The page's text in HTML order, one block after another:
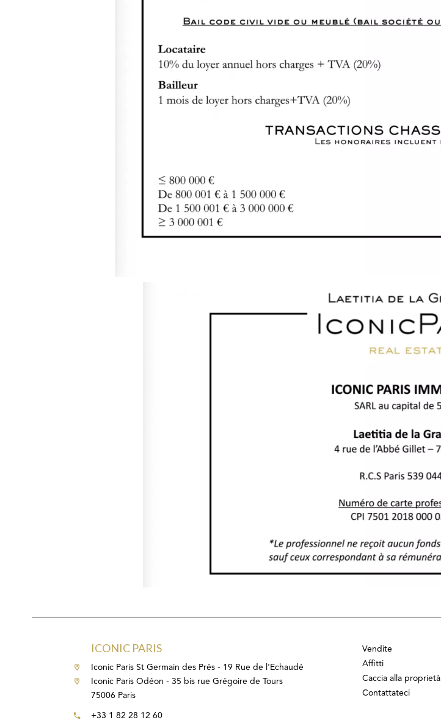
ICONIC PARIS
Iconic Paris St Germain des Prés - 19 Rue de l'Echaudé
Iconic Paris Odéon - 35 bis rue Grégoire de Tours
75006 Paris
+33 1 82 28 12 60
Vendite
Affitti
Caccia alla proprietà
Contattateci